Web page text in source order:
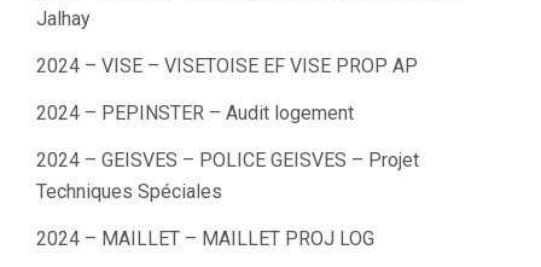
Jalhay
2024 – VISE – VISETOISE EF VISE PROP AP
2024 – PEPINSTER – Audit logement
2024 – GEISVES – POLICE GEISVES – Projet
Techniques Spéciales
2024 – MAILLET – MAILLET PROJ LOG